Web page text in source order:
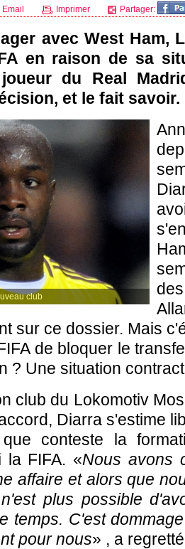
Email Imprimer Partager:
avec West Ham,
en raison de sa
du Real
et le fait savoir.
club
sur ce dossier. Mais
de bloquer le
? Une situation
club du Lokomotiv
Diarra s'estime
conteste la
la FIFA. «Nous avons
affaire et alors que
plus possible
temps. C'est
pour nous» , a